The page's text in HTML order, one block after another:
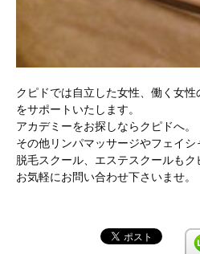
クピドでは自立した女性、働く女
をサポートいたします。
アカデミーをお探しならクピドへ。
その他リンパマッサージやフェイ
脱毛スクール、エステスクールもク
お気軽にお問い合わせ下さいませ。